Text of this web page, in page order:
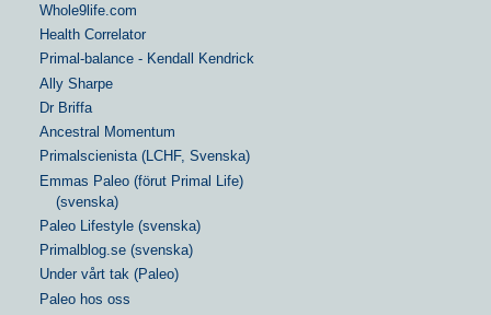
Whole9life.com
Health Correlator
Primal-balance - Kendall Kendrick
Ally Sharpe
Dr Briffa
Ancestral Momentum
Primalscienista (LCHF, Svenska)
Emmas Paleo (förut Primal Life)
(svenska)
Paleo Lifestyle (svenska)
Primalblog.se (svenska)
Under vårt tak (Paleo)
Paleo hos oss